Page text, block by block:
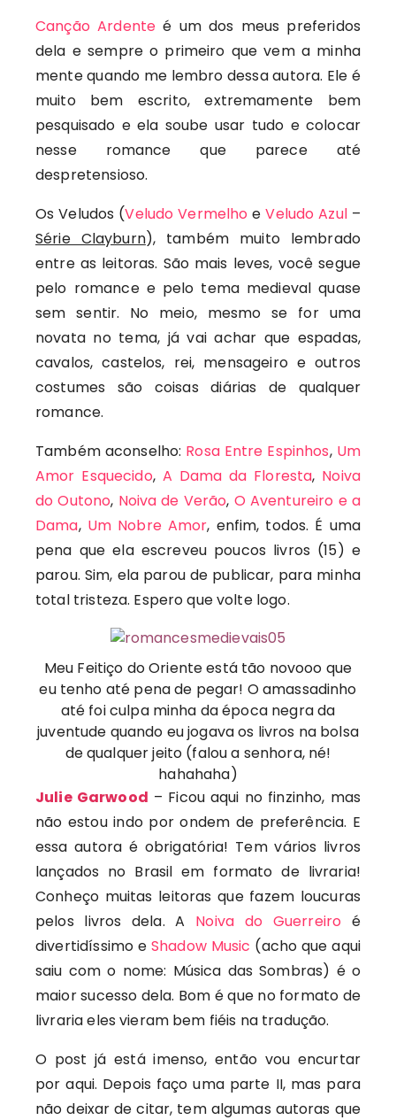
Canção Ardente é um dos meus preferidos
dela e sempre o primeiro que vem a minha
mente quando me lembro dessa autora. Ele é
muito bem escrito, extremamente bem
pesquisado e ela soube usar tudo e colocar
nesse romance que parece até
despretensioso.
Os Veludos (Veludo Vermelho eVeludo Azul–
Série Clayburn), também muito lembrado
entre as leitoras. São mais leves, você segue
pelo romance e pelo tema medieval quase
sem sentir. No meio, mesmo se for uma
novata no tema, já vai achar que espadas,
cavalos, castelos, rei, mensageiro e outros
costumes são coisas diárias de qualquer
romance.
Também aconselho: Rosa Entre Espinhos, Um
Amor Esquecido, A Dama da Floresta, Noiva
do Outono, Noiva de Verão, O Aventureiro e a
Dama, Um Nobre Amor, enfim, todos. É uma
pena que ela escreveu poucos livros (15) e
parou. Sim, ela parou de publicar, para minha
total tristeza. Espero que volte logo.
Meu Feitiço do Oriente está tão novooo que
eu tenho até pena de pegar! O amassadinho
até foi culpa minha da época negra da
juventude quando eu jogava os livros na bolsa
de qualquer jeito (falou a senhora, né!
hahahaha)
Julie Garwood – Ficou aqui no finzinho, mas
não estou indo por ondem de preferência. E
essa autora é obrigatória! Tem vários livros
lançados no Brasil em formato de livraria!
Conheço muitas leitoras que fazem loucuras
pelos livros dela. A Noiva do Guerreiro é
divertidíssimo eShadow Music (acho que aqui
saiu com o nome: Música das Sombras) é o
maior sucesso dela. Bom é que no formato de
livraria eles vieram bem fiéis na tradução.
O post já está imenso, então vou encurtar
por aqui. Depois faço uma parte II, mas para
não deixar de citar, tem algumas autoras que